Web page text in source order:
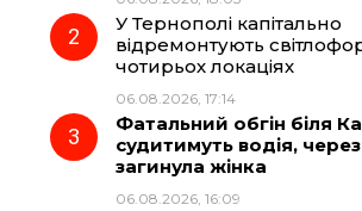
o
k
r
a
m
У Тернополі капітально
відремонтують
чотирьох локаціях
06.08.2026, 17:14
Фатальний обгін біля
судитимуть водія,
загинула жінка
06.08.2026, 16:09